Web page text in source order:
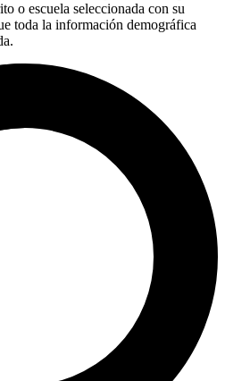
o escuela seleccionada con su
toda la información demográfica